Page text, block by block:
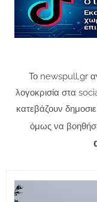
Το newspull.gr
λογοκρισία στα
κατεβάζουν
όμως να